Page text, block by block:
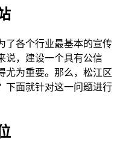
了各个行业最基本的宣传
说，建设一个具有公信
尤为重要。那么，松江区
下面就针对这一问题进行